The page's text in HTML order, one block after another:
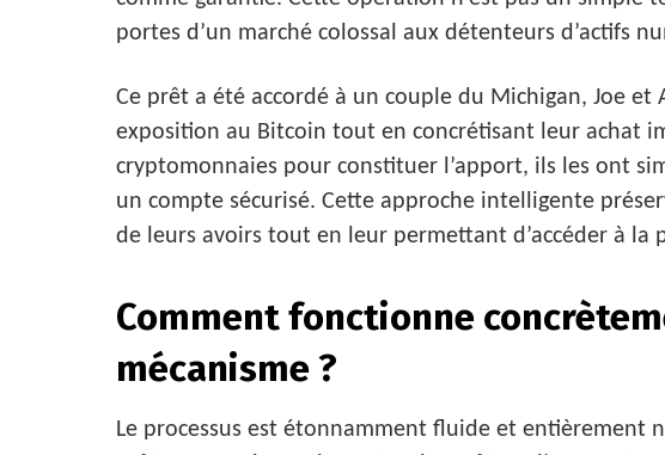
portes d’un marché colossal aux détenteurs d’actifs
Ce prêt a été accordé à un couple du Michigan, Joe
exposition au Bitcoin tout en concrétisant leur achat
cryptomonnaies pour constituer l’apport, ils les ont
un compte sécurisé. Cette approche intelligente
de leurs avoirs tout en leur permettant d’accéder à la
Comment fonctionne
mécanisme ?
Le processus est étonnamment fluide et entièrement